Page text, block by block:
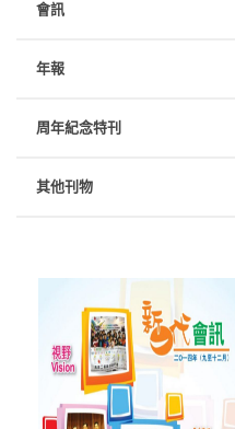
會訊
年報
周年紀念特刊
其他刊物